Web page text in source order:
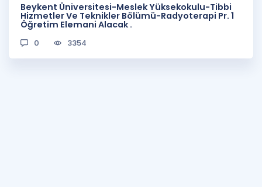
Beykent Üniversitesi-Meslek Yüksekokulu-Tibbi
Hizmetler Ve Teknikler Bölümü-Radyoterapi Pr. 1
Öğretim Elemani Alacak .
0 3354